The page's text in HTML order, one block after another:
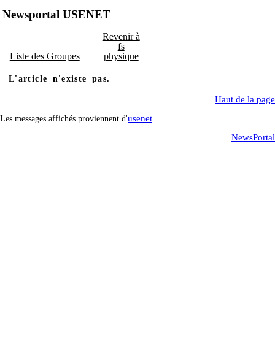
Newsportal USENET
Liste des Groupes
Revenir à
fs
physique
L'article n'existe pas.
Haut de la page
Les messages affichés proviennent d'usenet
NewsPortal